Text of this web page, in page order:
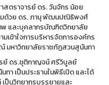
ตราจารย์ ดร. วันจักร น้อย
วย ดร. ภานุ พัฒนปณิธิพงศ์
และบุคลากรบัณฑิตวิทยาลัย
เข้าใจการบริหารจัดการองค์กร
มหาวิทยาลัยราชภัฏสวนสุนันทา
ย์ ดร.ชุติกาญจน์ ศรีวิบูลย์
า เป็นประธานในพิธีเปิด และได้
ป็นวิทยากรบรรยายและ